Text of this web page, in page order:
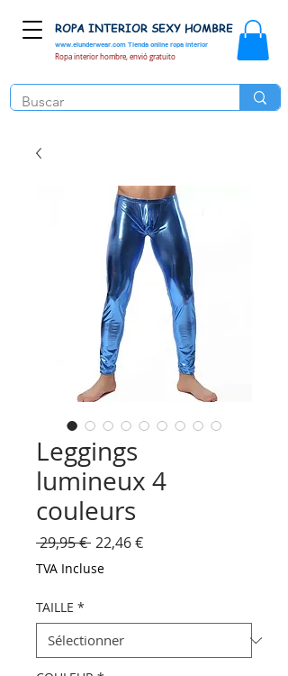
www.elunderwear.com Tienda online ropa interior
ROPA INTERIOR SEXY HOMBRE
Ropa interior hombre, envió gratuito
Leggings
lumineux 4
couleurs
29,95 € Prix
original
22,46 €Prix
TVA Incluse
TAILLE *